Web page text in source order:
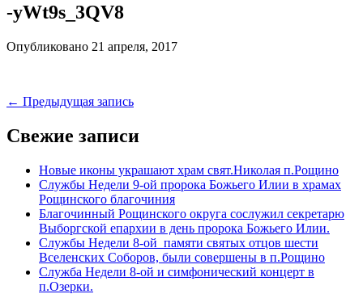
content
-yWt9s_3QV8
Опубликовано 21 апреля, 2017
Навигация
по
записям
← Предыдущая запись
Свежие записи
Новые иконы украшают храм свят.Николая п.Рощино
Службы Недели 9-ой пророка Божьего Илии в храмах
Рощинского благочиния
Благочинный Рощинского округа сослужил секретарю
Выборгской епархии в день пророка Божьего Илии.
Службы Недели 8-ой памяти святых отцов шести
Вселенских Соборов, были совершены в п.Рощино
Служба Недели 8-ой и симфонический концерт в
п.Озерки.